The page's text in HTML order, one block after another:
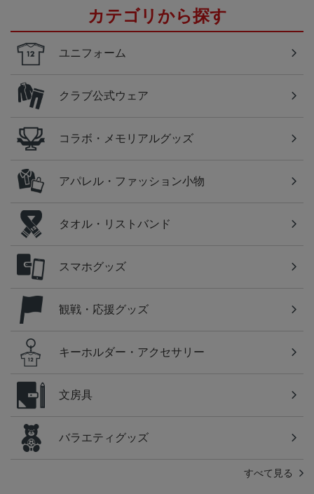
カテゴリから探す
ユニフォーム
クラブ公式ウェア
コラボ・メモリアルグッズ
アパレル・ファッション小物
タオル・リストバンド
スマホグッズ
観戦・応援グッズ
キーホルダー・アクセサリー
文房具
バラエティグッズ
すべて見る